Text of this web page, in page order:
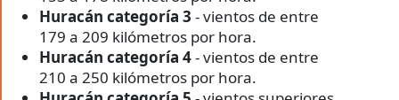
Huracán categoría 3 - vientos de entre
179 a 209 kilómetros por hora.
Huracán categoría 4- vientos de entre
210 a 250 kilómetros por hora.